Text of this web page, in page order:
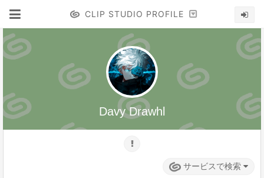
CLIP STUDIO PROFILE
Davy Drawhl
サービスで検索